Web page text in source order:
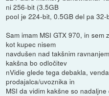
ni 256-bit (3.5GB
pool je 224-bit, 0.5GB del pa 32-
Sam imam MSI GTX 970, in
kot kupec nisem
navdušen nad takšnim
kakšna bo odločitev
nVidie glede tega debakla,
prodajalca/uvoznika in
MSI da vidim kakšne so nadaljne